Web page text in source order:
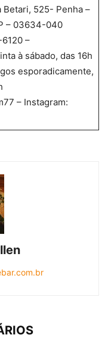
Betari, 525- Penha –
– 03634-040
–
à sábado, das 16h
esporadicamente,
– Instagram: